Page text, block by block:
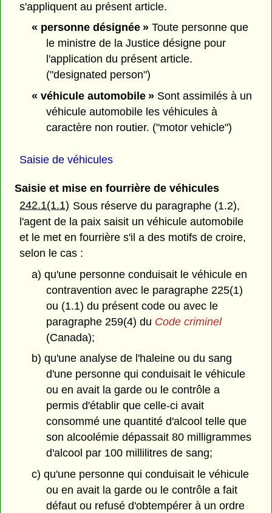
s'appliquent au présent article.
« personne désignée »Toute personne que
le ministre de la Justice désigne pour
l'application du présent article.
("designated person")
« véhicule automobile » Sont assimilés à un
véhicule automobile les véhicules à
caractère non routier. ("motor vehicle")
Saisie de véhicules
Saisie et mise en fourrière de véhicules
242.1(1.1) Sous réserve du paragraphe (1.2),
l'agent de la paix saisit un véhicule automobile
et le met en fourrière s'il a des motifs de croire,
selon le cas :
a) qu'une personne conduisait le véhicule en
contravention avec le paragraphe 225(1)
ou (1.1) du présent code ou avec le
paragraphe 259(4) du Code criminel
(Canada);
b) qu'une analyse de l'haleine ou du sang
d'une personne qui conduisait le véhicule
ou en avait la garde ou le contrôle a
permis d'établir que celle-ci avait
consommé une quantité d'alcool telle que
son alcoolémie dépassait 80 milligrammes
d'alcool par 100 millilitres de sang;
c) qu'une personne qui conduisait le véhicule
ou en avait la garde ou le contrôle a fait
défaut ou refusé d'obtempérer à un ordre